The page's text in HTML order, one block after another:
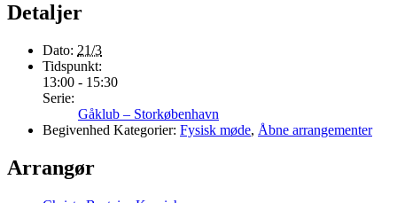
Detaljer
Dato: 21/3
Tidspunkt:
13:00 - 15:30
Serie:
Gåklub – Storkøbenhavn
Begivenhed Kategorier: Fysisk møde, Åbne arrangementer
Arrangør